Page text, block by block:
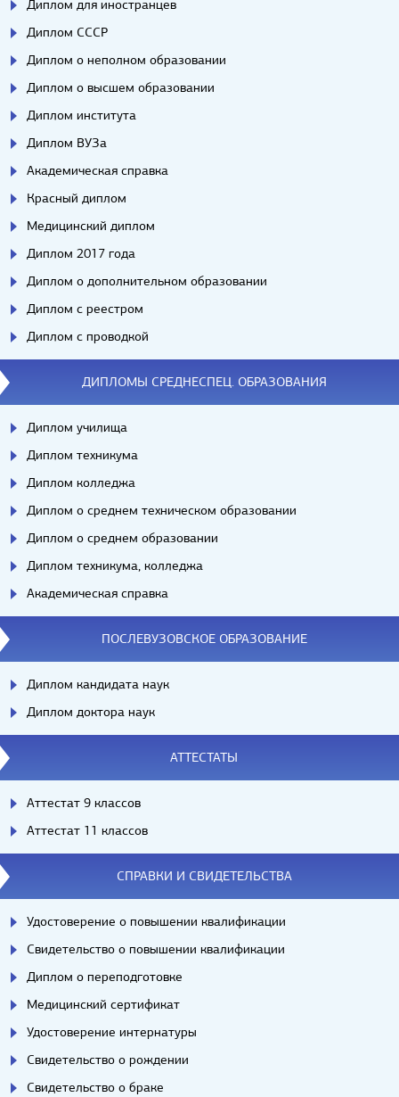
Диплом для иностранцев
Диплом СССР
Диплом о неполном образовании
Диплом о высшем образовании
Диплом института
Диплом ВУЗа
Академическая справка
Красный диплом
Медицинский диплом
Диплом 2017 года
Диплом о дополнительном образовании
Диплом с реестром
Диплом с проводкой
ДИПЛОМЫ СРЕДНЕСПЕЦ. ОБРАЗОВАНИЯ
Диплом училища
Диплом техникума
Диплом колледжа
Диплом о среднем техническом образовании
Диплом о среднем образовании
Диплом техникума, колледжа
Академическая справка
ПОСЛЕВУЗОВСКОЕ ОБРАЗОВАНИЕ
Диплом кандидата наук
Диплом доктора наук
АТТЕСТАТЫ
Аттестат 9 классов
Аттестат 11 классов
СПРАВКИ И СВИДЕТЕЛЬСТВА
Удостоверение о повышении квалификации
Свидетельство о повышении квалификации
Диплом о переподготовке
Медицинский сертификат
Удостоверение интернатуры
Свидетельство о рождении
Свидетельство о браке